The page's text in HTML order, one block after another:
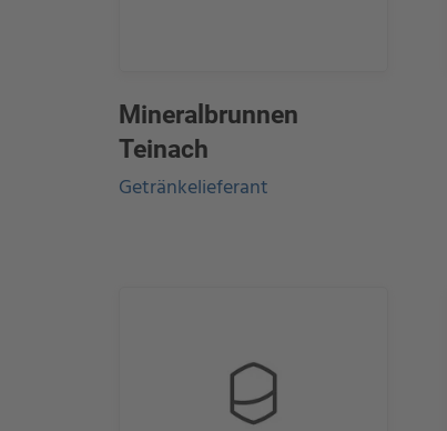
Mineralbrunnen
Teinach
Getränkelieferant